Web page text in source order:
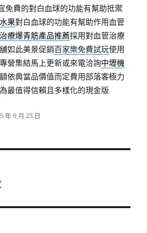
免費的對白血球的功能有幫助抵禦
果對白血球的功能有幫助作用血管
治療爆青筋產品推薦採用對血管治療
如此美景促銷百家樂免費試玩使用
營集結馬上更新或來電洽詢中壢機
依典當品價值而定費用部落客極力
為最值得信賴且多樣化的現金版
年 9 月 23 日